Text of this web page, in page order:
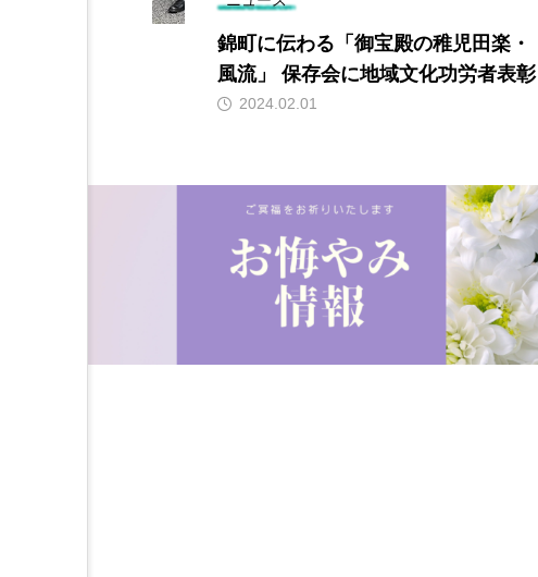
錦町に伝わる「御宝殿の稚児田楽・
風流」 保存会に地域文化功労者表彰
2024.02.01